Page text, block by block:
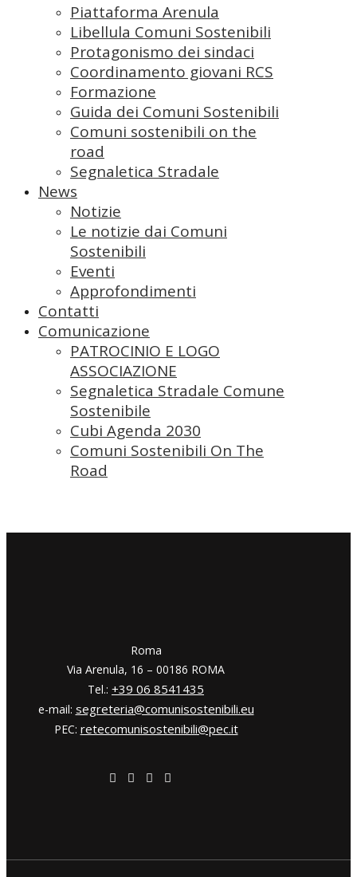
Piattaforma Arenula
Libellula Comuni Sostenibili
Protagonismo dei sindaci
Coordinamento giovani RCS
Formazione
Guida dei Comuni Sostenibili
Comuni sostenibili on the
road
Segnaletica Stradale
News
Notizie
Le notizie dai Comuni
Sostenibili
Eventi
Approfondimenti
Contatti
Comunicazione
PATROCINIO E LOGO
ASSOCIAZIONE
Segnaletica Stradale Comune
Sostenibile
Cubi Agenda 2030
Comuni Sostenibili On The
Road
​​Roma
Via Arenula, 16 – 00186 ROMA
Tel.: +39 06 8541435
e-mail: segreteria@comunisostenibili.eu
PEC: retecomunisostenibili@pec.it